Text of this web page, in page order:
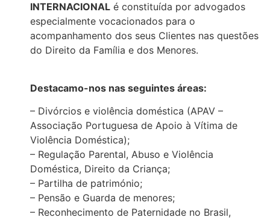
INTERNACIONAL é constituída por advogados
especialmente vocacionados para o
acompanhamento dos seus Clientes nas questões
do Direito da Família e dos Menores.
Destacamo-nos nas seguintes áreas:
– Divórcios e violência doméstica (APAV –
Associação Portuguesa de Apoio à Vítima de
Violência Doméstica);
– Regulação Parental, Abuso e Violência
Doméstica, Direito da Criança;
– Partilha de património;
– Pensão e Guarda de menores;
– Reconhecimento de Paternidade no Brasil,